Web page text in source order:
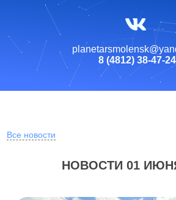
8 (4812) 38-47-24
Все новости
НОВОСТИ 01